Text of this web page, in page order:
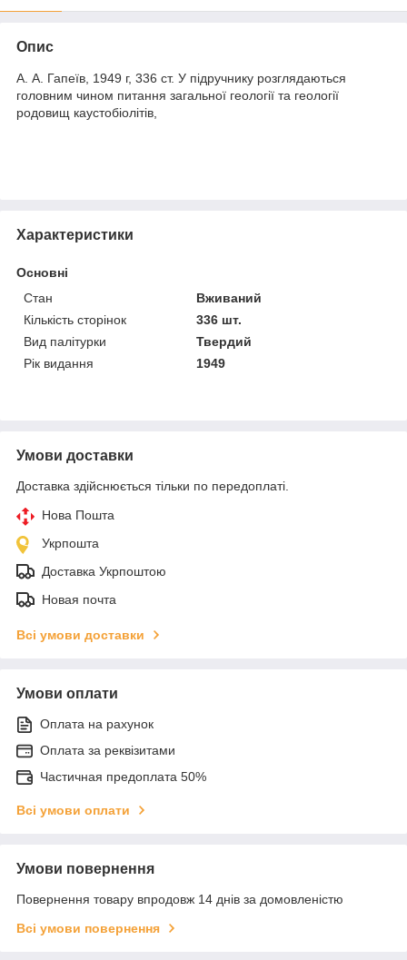
Опис
А. А. Гапеїв, 1949 г, 336 ст. У підручнику розглядаються
головним чином питання загальної геології та геології
родовищ каустобіолітів,
Характеристики
Основні
Стан
Вживаний
Кількість сторінок
336 шт.
Вид палітурки
Твердий
Рік видання
1949
Умови доставки
Доставка здійснюється тільки по передоплаті.
Нова Пошта
Укрпошта
Доставка Укрпоштою
Новая почта
Всі умови доставки
Умови оплати
Оплата на рахунок
Оплата за реквізитами
Частичная предоплата 50%
Всі умови оплати
Умови повернення
Повернення товару впродовж 14 днів за домовленістю
Всі умови повернення